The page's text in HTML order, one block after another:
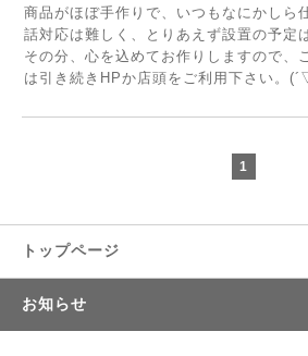
商品がほぼ手作りで、いつもなにかしら
話対応は難しく、とりあえず設置の予定
その分、心を込めてお作りしますので、
は引き続きHPか店頭をご利用下さい。
1
トップページ
お知らせ